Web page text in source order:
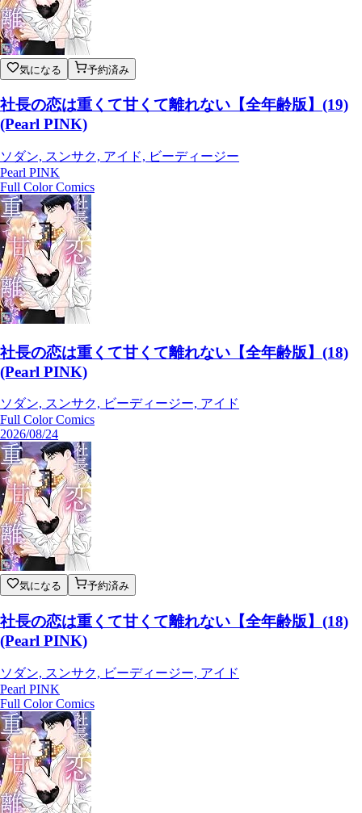
気になる 予約済み
社長の恋は重くて甘くて離れない【全年齢版】(19)
(Pearl PINK)
ソダン, スンサク, アイド, ビーディージー
Pearl PINK
Full Color Comics
社長の恋は重くて甘くて離れない【全年齢版】(18)
(Pearl PINK)
ソダン, スンサク, ビーディージー, アイド
Full Color Comics
2026/08/24
気になる 予約済み
社長の恋は重くて甘くて離れない【全年齢版】(18)
(Pearl PINK)
ソダン, スンサク, ビーディージー, アイド
Pearl PINK
Full Color Comics